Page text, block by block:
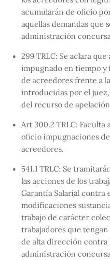
acumularán de oficio
aquellas demandas que
administración
299 TRLC: Se aclara
impugnado en tiempo y
de acreedores frente a
introducidas por el
del recurso de
Art 300.2 TRLC: Faculta
oficio impugnaciones
acreedores.
541.1 TRLC: Se
las acciones de los
Garantía Salarial contra
modificaciones
trabajo de carácter
trabajadores que
de alta dirección contra
administración